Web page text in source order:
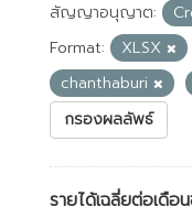
สัญญาอนุญาต:
Format:
XLSX
chanthaburi
กรองผลลัพธ์
รายได้เฉลี่ยต่อเดื